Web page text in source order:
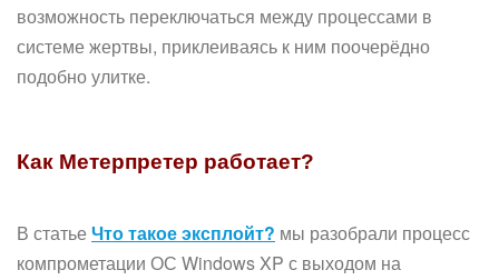
возможность переключаться между процессами в
системе жертвы, приклеиваясь к ним поочерёдно
подобно улитке.
Как Метерпретер работает?
В статье Что такое эксплойт? мы разобрали процесс
компрометации ОС Windows XP с выходом на